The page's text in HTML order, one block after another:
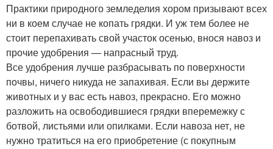
Практики природного земледелия хором призывают всех
ни в коем случае не копать грядки. И уж тем более не
стоит перепахивать свой участок осенью, внося навоз и
прочие удобрения — напрасный труд.
Все удобрения лучше разбрасывать по поверхности
почвы, ничего никуда не запахивая. Если вы держите
животных и у вас есть навоз, прекрасно. Его можно
разложить на освободившиеся грядки вперемежку с
ботвой, листьями или опилками. Если навоза нет, не
нужно тратиться на его приобретение (с покупным